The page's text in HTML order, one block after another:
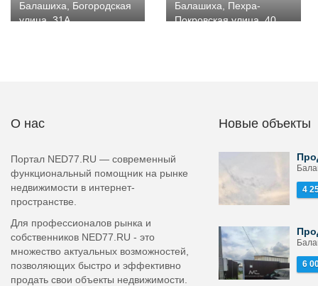
Балашиха, Богородская
улица, 31А
Балашиха, Пехра-
Покровская улица, 40
О нас
Портал NED77.RU — современный
функциональный помощник на рынке
недвижимости в интернет-
пространстве.
Для профессионалов рынка и
собственников NED77.RU - это
множество актуальных возможностей,
позволяющих быстро и эффективно
продать свои объекты недвижимости.
Новые объекты
4
6